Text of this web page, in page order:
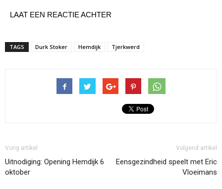
LAAT EEN REACTIE ACHTER
TAGS Durk Stoker Hemdijk Tjerkwerd
Vorig artikel
Uitnodiging: Opening Hemdijk 6
oktober
Volgend artikel
Eensgezindheid speelt met Eric
Vloeimans